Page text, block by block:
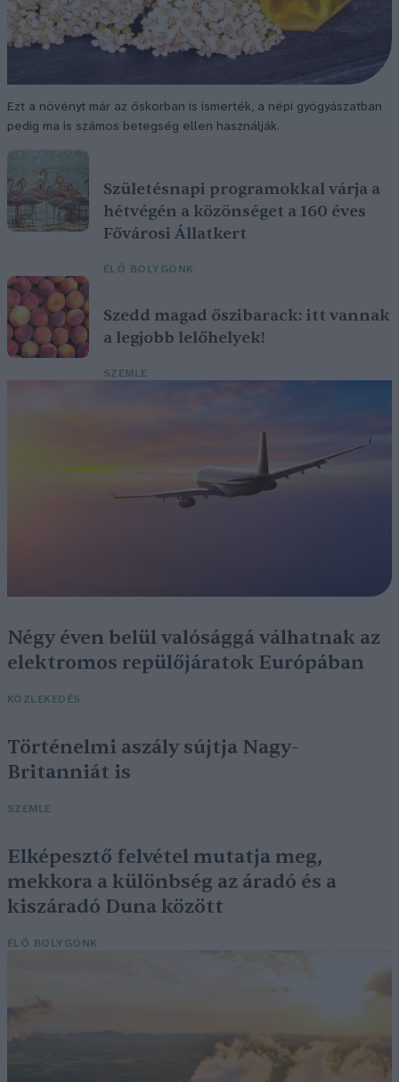
Ezt a növényt már az őskorban is ismerték, a népi gyógyászatban
pedig ma is számos betegség ellen használják.
Születésnapi programokkal várja a
hétvégén a közönséget a 160 éves
Fővárosi Állatkert
ÉLŐ BOLYGÓNK
Szedd magad őszibarack: itt vannak
a legjobb lelőhelyek!
SZEMLE
Négy éven belül valósággá válhatnak az
elektromos repülőjáratok Európában
KÖZLEKEDÉS
Történelmi aszály sújtja Nagy-
Britanniát is
SZEMLE
Elképesztő felvétel mutatja meg,
mekkora a különbség az áradó és a
kiszáradó Duna között
ÉLŐ BOLYGÓNK